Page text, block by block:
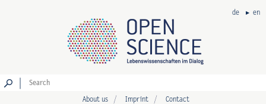
de en
About us Imprint Contact